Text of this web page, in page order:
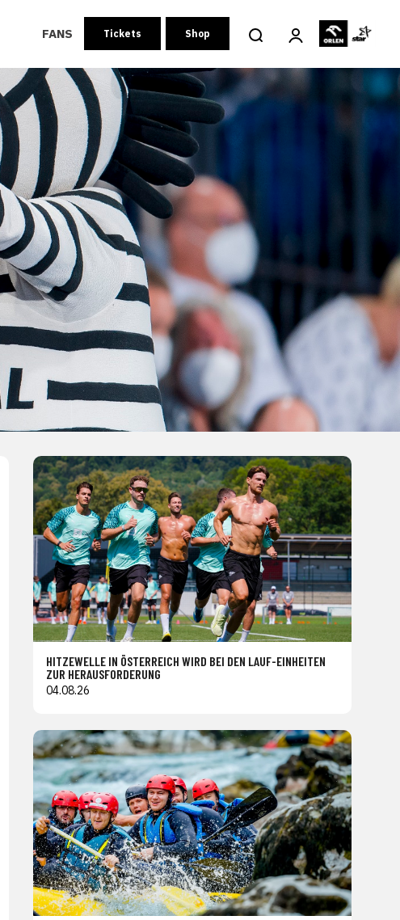
FANS Tickets Shop
HITZEWELLE IN ÖSTERREICH WIRD BEI DEN LAUF-EINHEITEN
ZUR HERAUSFORDERUNG
04.08.26